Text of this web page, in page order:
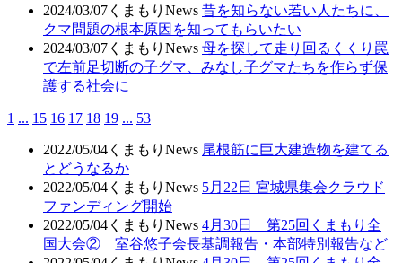
2024/03/07 くまもりNews 昔を知らない若い人たちに、
クマ問題の根本原因を知ってもらいたい
2024/03/07 くまもりNews 母を探して走り回るくくり罠
で左前足切断の子グマ、みなし子グマたちを作らず保
護する社会に
1 ... 15 16 17 18 19 ... 53
2022/05/04 くまもりNews 尾根筋に巨大建造物を建てる
とどうなるか
2022/05/04 くまもりNews 5月22日 宮城県集会クラウド
ファンディング開始
2022/05/04 くまもりNews 4月30日 第25回くまもり全
国大会② 室谷悠子会長基調報告・本部特別報告など